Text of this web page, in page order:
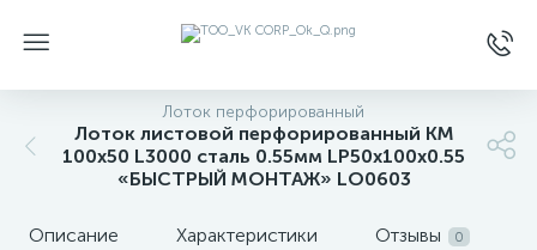
Лоток перфорированный
Лоток листовой перфорированный КМ
100х50 L3000 сталь 0.55мм LP50х100х0.55
«БЫСТРЫЙ МОНТАЖ» LO0603
Описание Характеристики Отзывы 0